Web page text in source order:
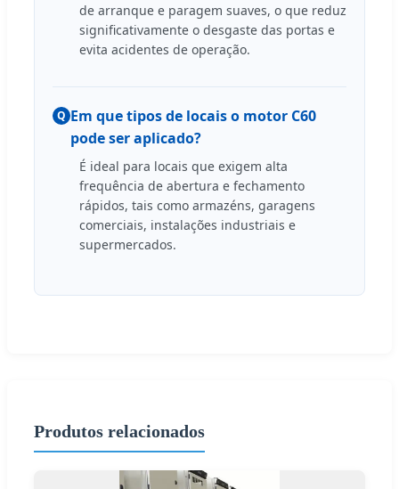
de arranque e paragem suaves, o que reduz
significativamente o desgaste das portas e
evita acidentes de operação.
Q Em que tipos de locais o motor C60
pode ser aplicado?
É ideal para locais que exigem alta
frequência de abertura e fechamento
rápidos, tais como armazéns, garagens
comerciais, instalações industriais e
supermercados.
Produtos relacionados